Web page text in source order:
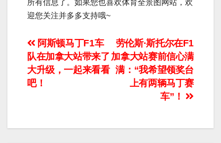
所有信息了。如果您也喜欢体育全景图网站，欢
迎您关注并多多支持哦~
文
章
导
劳伦斯·斯托尔在F1
加拿大站赛前信心满
满：“我希望领奖台
上有两辆马丁赛
车”！
阿斯顿马丁F1车
队在加拿大站带来了
大升级，一起来看看
吧！